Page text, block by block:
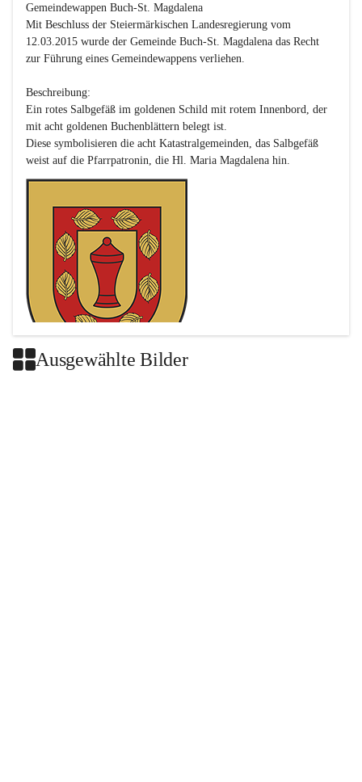
Gemeindewappen Buch-St. Magdalena
Mit Beschluss der Steiermärkischen Landesregierung vom
12.03.2015 wurde der Gemeinde Buch-St. Magdalena das Recht
zur Führung eines Gemeindewappens verliehen.
Beschreibung:
Ein rotes Salbgefäß im goldenen Schild mit rotem Innenbord, der
mit acht goldenen Buchenblättern belegt ist.
Diese symbolisieren die acht Katastralgemeinden, das Salbgefäß
Ausgewählte Bilder